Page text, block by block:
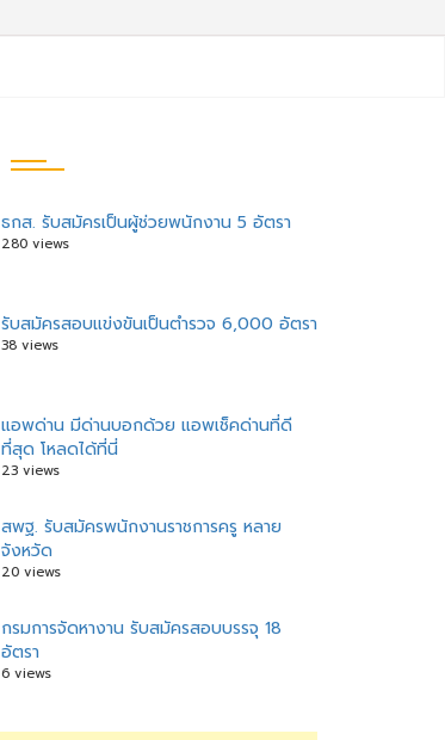
ธกส. รับสมัครเป็นผู้ช่วยพนักงาน 5 อัตรา
280 views
รับสมัครสอบแข่งขันเป็นตำรวจ 6,000 อัตรา
38 views
แอพด่าน มีด่านบอกด้วย แอพเช็คด่านที่ดี
ที่สุด โหลดได้ที่นี่
23 views
สพฐ. รับสมัครพนักงานราชการครู หลาย
จังหวัด
20 views
กรมการจัดหางาน รับสมัครสอบบรรจุ 18
อัตรา
6 views